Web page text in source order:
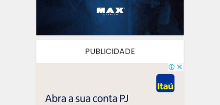
PUBLICIDADE